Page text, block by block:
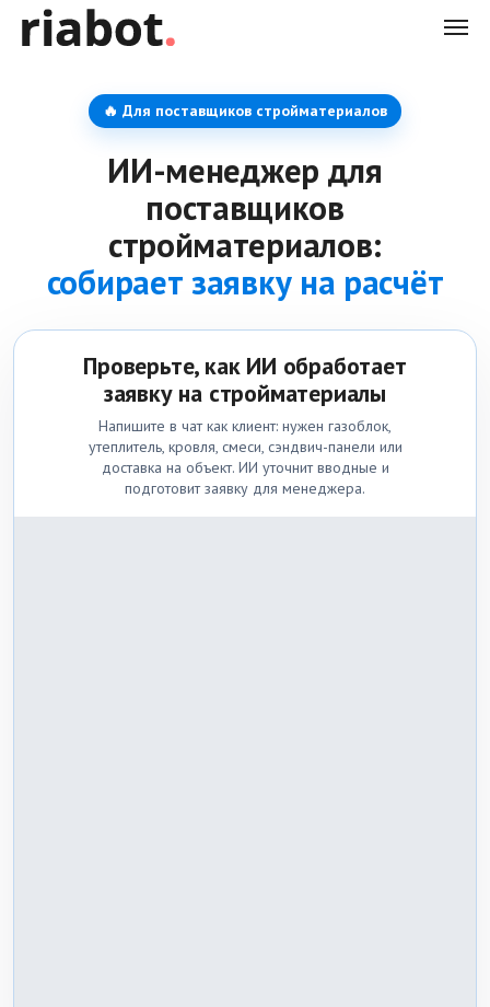
🔥 Для поставщиков стройматериалов
ИИ-менеджер для
поставщиков
стройматериалов:
собирает заявку на расчёт
Проверьте, как ИИ обработает
заявку на стройматериалы
Напишите в чат как клиент: нужен газоблок,
утеплитель, кровля, смеси, сэндвич-панели или
доставка на объект. ИИ уточнит вводные и
подготовит заявку для менеджера.